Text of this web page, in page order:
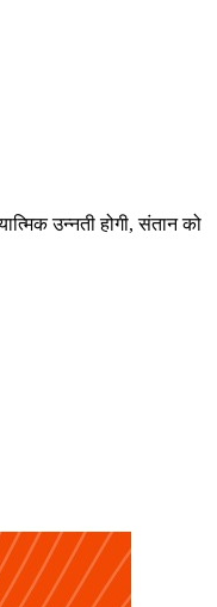
उन्नती होगी, संतान को